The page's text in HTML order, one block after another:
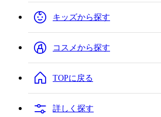
キッズから探す
コスメから探す
TOPに戻る
詳しく探す